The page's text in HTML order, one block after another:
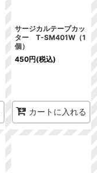
サージカルテープカッ
ター T-SM401W（1
個）
450円(税込)
カートに入れる